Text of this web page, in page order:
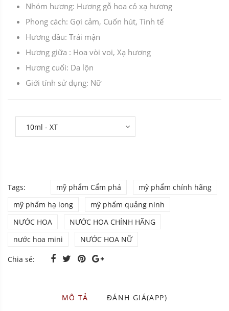
Nhóm hương: Hương gỗ hoa cỏ xạ hương
Phong cách: Gợi cảm, Cuốn hút, Tinh tế
Hương đầu: Trái mận
Hương giữa : Hoa vòi voi, Xạ hương
Hương cuối: Da lộn
Giới tính sử dụng: Nữ
Tags: mỹ phẩm Cẩm phả
mỹ phẩm chính hãng
mỹ phẩm hạ long
mỹ phẩm quảng ninh
NƯỚC HOA
NƯỚC HOA CHÍNH HÃNG
nước hoa mini
NƯỚC HOA NỮ
Chia sẻ:
MÔ TẢ ĐÁNH GIÁ(APP)